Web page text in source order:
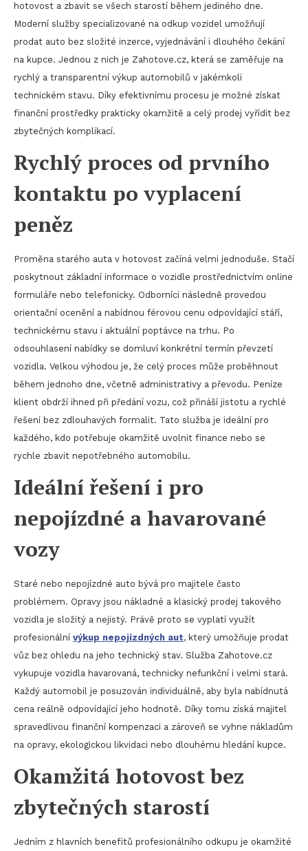
hotovost a zbavit se všech starostí během jediného dne.
Moderní služby specializované na odkup vozidel umožňují
prodat auto bez složité inzerce, vyjednávání i dlouhého čekání
na kupce. Jednou z nich je Zahotove.cz, která se zaměřuje na
rychlý a transparentní výkup automobilů v jakémkoli
technickém stavu. Díky efektivnímu procesu je možné získat
finanční prostředky prakticky okamžitě a celý prodej vyřídit bez
zbytečných komplikací.
Rychlý proces od prvního
kontaktu po vyplacení
peněz
Proměna starého auta v hotovost začíná velmi jednoduše. Stačí
poskytnout základní informace o vozidle prostřednictvím online
formuláře nebo telefonicky. Odborníci následně provedou
orientační ocenění a nabídnou férovou cenu odpovídající stáří,
technickému stavu i aktuální poptávce na trhu. Po
odsouhlasení nabídky se domluví konkrétní termín převzetí
vozidla. Velkou výhodou je, že celý proces může proběhnout
během jednoho dne, včetně administrativy a převodu. Peníze
klient obdrží ihned při předání vozu, což přináší jistotu a rychlé
řešení bez zdlouhavých formalit. Tato služba je ideální pro
každého, kdo potřebuje okamžitě uvolnit finance nebo se
rychle zbavit nepotřebného automobilu.
Ideální řešení i pro
nepojízdné a havarované
vozy
Staré nebo nepojízdné auto bývá pro majitele často
problémem. Opravy jsou nákladné a klasický prodej takového
vozidla je složitý a nejistý. Právě proto se vyplatí využít
profesionální výkup nepojízdných aut, který umožňuje prodat
vůz bez ohledu na jeho technický stav. Služba Zahotove.cz
vykupuje vozidla havarovaná, technicky nefunkční i velmi stará.
Každý automobil je posuzován individuálně, aby byla nabídnutá
cena reálně odpovídající jeho hodnotě. Díky tomu získá majitel
spravedlivou finanční kompenzaci a zároveň se vyhne nákladům
na opravy, ekologickou likvidaci nebo dlouhému hledání kupce.
Okamžitá hotovost bez
zbytečných starostí
Jedním z hlavních benefitů profesionálního odkupu je okamžité